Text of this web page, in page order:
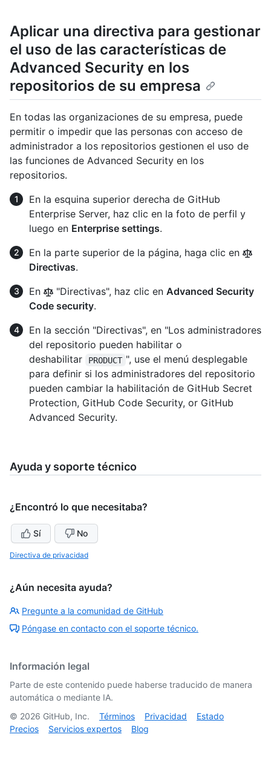
Aplicar una directiva para gestionar
el uso de las características de
Advanced Security en los
repositorios de su empresa
En todas las organizaciones de su empresa, puede
permitir o impedir que las personas con acceso de
administrador a los repositorios gestionen el uso de
las funciones de Advanced Security en los
repositorios.
En la esquina superior derecha de GitHub
Enterprise Server, haz clic en la foto de perfil y
luego en Enterprise settings.
En la parte superior de la página, haga clic en
Directivas.
En
"Directivas", haz clic en Advanced Security
Code security.
En la sección "Directivas", en "Los administradores
del repositorio pueden habilitar o
deshabilitar
PRODUCT ", use el menú desplegable
para definir si los administradores del repositorio
pueden cambiar la habilitación de GitHub Secret
Protection, GitHub Code Security, or GitHub
Advanced Security.
Ayuda y soporte técnico
¿Encontró lo que necesitaba?
Sí No
Directiva de privacidad
¿Aún necesita ayuda?
Pregunte a la comunidad de GitHub
Póngase en contacto con el soporte técnico.
Información legal
Parte de este contenido puede haberse traducido de manera
automática o mediante IA.
© 2026 GitHub, Inc. Términos Privacidad
Estado
Precios
Servicios expertos Blog